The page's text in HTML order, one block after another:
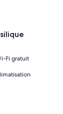
Fi gratuit